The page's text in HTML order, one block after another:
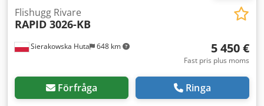
Sierakowska Huta 648 km
Flishugg Rivare
RAPID 3026-KB
5 450 €
Fast pris plus moms
Förfråga Ringa